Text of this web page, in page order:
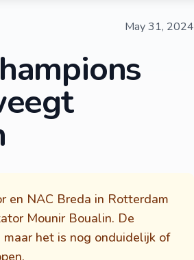
May 31, 2024
en NAC Breda in Rotterdam
Mounir Boualin. De
het is nog onduidelijk of